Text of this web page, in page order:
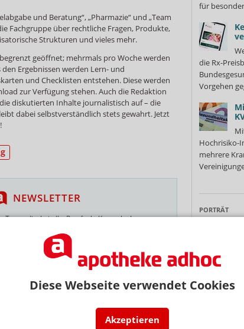
Diese Webseite verwendet Cookies
Akzeptieren
und Beratung“, „Pharmazie“ und „Team
Fachgruppe über rechtliche Fragen, Produkte,
Strukturen und vieles mehr.
geöffnet; mehrmals pro Woche werden
Ergebnissen werden Lern- und
und Checklisten entstehen. Diese werden
zur Verfügung stehen. Auch die Redaktion
diskutierten Inhalte journalistisch auf – die
dabei selbstverständlich stets gewahrt. Jetzt
NEWSLETTER
Tages direkt in Ihr Postfach. Kostenlos!
abonnieren
zum Newsletter & Datenschutz
für
die Rx-
Vorgehen
Hochrisiko-
mehrere
PORTRÄT
Arzneimittel
werden von